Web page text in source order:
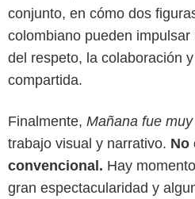
conjunto, en cómo dos
colombiano pueden
del respeto, la colaboración
compartida.
Finalmente, Mañana fue
trabajo visual y narrativo. No
convencional. Hay
gran espectacularidad y